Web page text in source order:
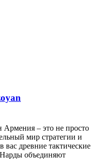
– это не просто
мир стратегии и
древние тактические
объединяют